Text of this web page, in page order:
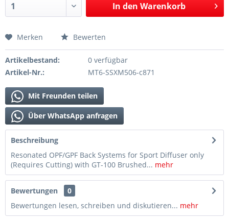
In den Warenkorb
Merken Bewerten
Artikelbestand:
0 verfügbar
Artikel-Nr.:
MT6-SSXM506-c871
Mit Freunden teilen
Über WhatsApp anfragen
Beschreibung
Resonated OPF/GPF Back Systems for Sport Diffuser only
(Requires Cutting) with GT-100 Brushed... mehr
Bewertungen
0
Bewertungen lesen, schreiben und diskutieren... mehr